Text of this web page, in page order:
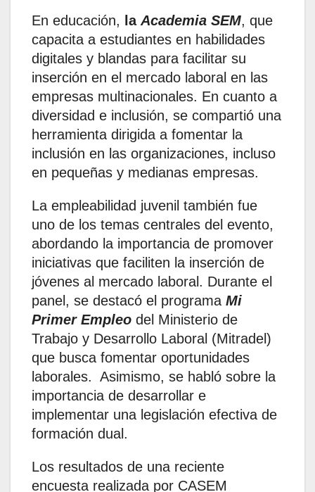
En educación, la Academia SEM, que
capacita a estudiantes en habilidades
digitales y blandas para facilitar su
inserción en el mercado laboral en las
empresas multinacionales. En cuanto a
diversidad e inclusión, se compartió una
herramienta dirigida a fomentar la
inclusión en las organizaciones, incluso
en pequeñas y medianas empresas.
La empleabilidad juvenil también fue
uno de los temas centrales del evento,
abordando la importancia de promover
iniciativas que faciliten la inserción de
jóvenes al mercado laboral. Durante el
panel, se destacó el programa Mi
Primer Empleo del Ministerio de
Trabajo y Desarrollo Laboral (Mitradel)
que busca fomentar oportunidades
laborales. Asimismo, se habló sobre la
importancia de desarrollar e
implementar una legislación efectiva de
formación dual.
Los resultados de una reciente
encuesta realizada por CASEM